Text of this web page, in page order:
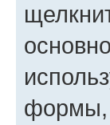
формы,